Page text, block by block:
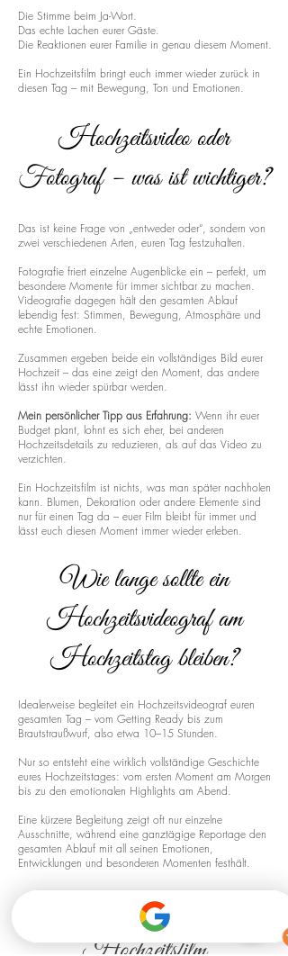
Die Stimme beim Ja-Wort.
Das echte Lachen eurer Gäste.
Die Reaktionen eurer Familie in genau diesem Moment.
Ein Hochzeitsfilm bringt euch immer wieder zurück in
diesen Tag – mit Bewegung, Ton und Emotionen.
Hochzeitsvideo oder
Fotograf – was ist wichtiger?
Das ist keine Frage von „entweder oder“, sondern von
zwei verschiedenen Arten, euren Tag festzuhalten.
Fotografie friert einzelne Augenblicke ein – perfekt, um
besondere Momente für immer sichtbar zu machen.
Videografie dagegen hält den gesamten Ablauf
lebendig fest: Stimmen, Bewegung, Atmosphäre und
echte Emotionen.
Zusammen ergeben beide ein vollständiges Bild eurer
Hochzeit – das eine zeigt den Moment, das andere
lässt ihn wieder spürbar werden.
Mein persönlicher Tipp aus Erfahrung: Wenn ihr euer
Budget plant, lohnt es sich eher, bei anderen
Hochzeitsdetails zu reduzieren, als auf das Video zu
verzichten.
Ein Hochzeitsfilm ist nichts, was man später nachholen
kann. Blumen, Dekoration oder andere Elemente sind
nur für einen Tag da – euer Film bleibt für immer und
lässt euch diesen Moment immer wieder erleben.
Wie lange sollte ein
Hochzeitsvideograf am
Hochzeitstag bleiben?
Idealerweise begleitet ein Hochzeitsvideograf euren
gesamten Tag – vom Getting Ready bis zum
Brautstraußwurf, also etwa 10–15 Stunden.
Nur so entsteht eine wirklich vollständige Geschichte
eures Hochzeitstages: vom ersten Moment am Morgen
bis zu den emotionalen Highlights am Abend.
Eine kürzere Begleitung zeigt oft nur einzelne
Ausschnitte, während eine ganztägige Reportage den
gesamten Ablauf mit all seinen Emotionen,
Entwicklungen und besonderen Momenten festhält.
Drohnenaufnahmen für euren